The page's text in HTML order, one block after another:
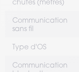
Communication
sans fil
Type d'OS
Communication